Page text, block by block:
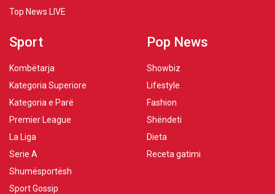
Top News LIVE
Sport
Kombëtarja
Kategoria Superiore
Kategoria e Parë
Premier League
La Liga
Serie A
Shumësportësh
Sport Gossip
Pop News
Showbiz
Lifestyle
Fashion
Shëndeti
Dieta
Receta gatimi